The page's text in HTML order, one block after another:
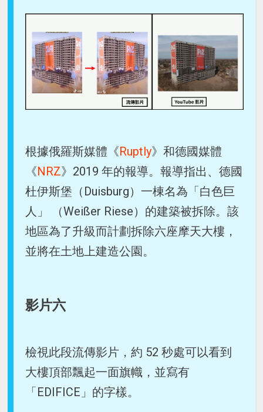
根據俄羅斯媒體《Ruptly》和德國媒體
《NRZ》2019 年的報導。報導指出、德國
杜伊斯堡（Duisburg）一棟名為「白色巨
人」 （Weißer Riese）的建築被拆除。該
地區為了升級而計劃拆除六座摩天大樓，
並將在土地上建造公園。
影片六
檢視此段流傳影片，約 52 秒處可以看到
大樓頂部飄起一面旗幟，並寫有
「EDIFICE」的字樣。